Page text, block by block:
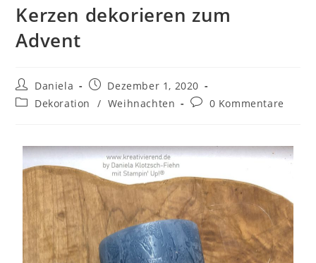
Kerzen dekorieren zum
Advent
Daniela
Dezember 1, 2020
Dekoration
/ Weihnachten 0 Kommentare